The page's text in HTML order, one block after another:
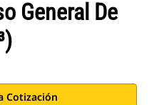
General De
Cotización